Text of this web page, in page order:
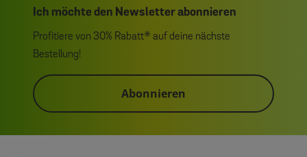
Ich möchte den Newsletter abonnieren
Profitiere von 30% Rabatt* auf deine nächste
Bestellung!
Abonnieren